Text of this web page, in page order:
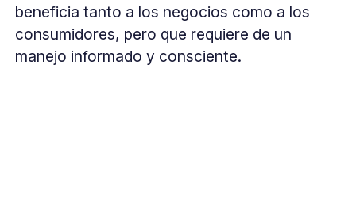
beneficia tanto a los negocios como a los
consumidores, pero que requiere de un
manejo informado y consciente.